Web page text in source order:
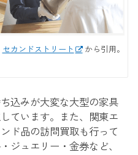
セカンドストリート から引用。
込みが大変な大型の家具
ています。また、関東エ
ド品の訪問買取も行って
ジュエリー・金券など、